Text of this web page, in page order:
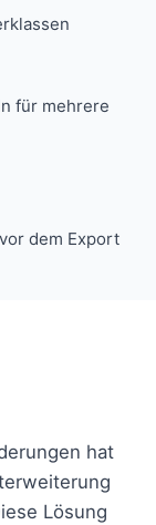
für mehrere
dem Export
hat
Lösung